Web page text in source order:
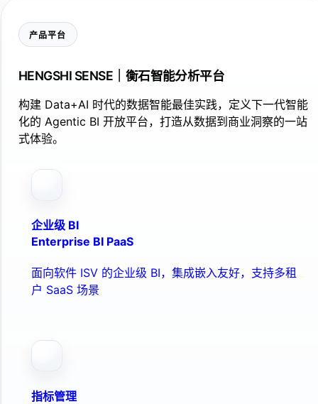
产品平台
HENGSHI SENSE｜衡石智能分析平台
构建 Data+AI 时代的数据智能最佳实践，定义下一代智能
化的 Agentic BI 开放平台，打造从数据到商业洞察的一站
式体验。
企业级 BI
Enterprise BI PaaS
面向软件 ISV 的企业级 BI，集成嵌入友好，支持多租
户 SaaS 场景
指标管理